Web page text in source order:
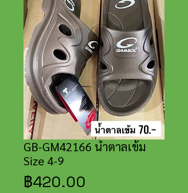
GB-GM42166 น้ำตาลเข้่ม
Size 4-9
฿420.00